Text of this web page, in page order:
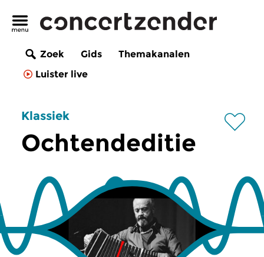
Zoek Gids
Themakanalen
Luister live
Klassiek
Ochtendeditie